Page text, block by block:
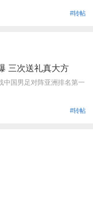
#转帖
三次送礼真大方
国男足对阵亚洲排名第一
#转帖